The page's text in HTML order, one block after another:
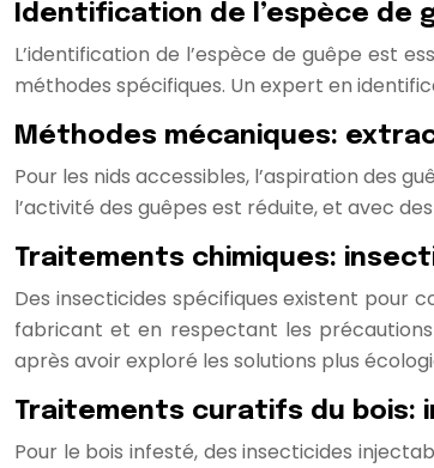
Identification de l’espèce de
L’identification de l’espèce de guêpe est
méthodes spécifiques. Un expert en
Méthodes mécaniques:
Pour les nids accessibles, l’aspiration des
l’activité des guêpes est réduite, et avec
Traitements chimiques:
Des insecticides spécifiques existent pour
fabricant et en respectant les précautions
après avoir exploré les solutions plus
Traitements curatifs du bois:
Pour le bois infesté, des insecticides